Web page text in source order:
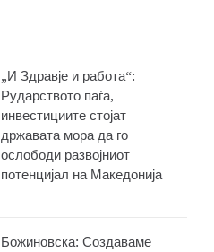
„И Здравје и работа“:
Рударството паѓа,
инвестициите стојат –
државата мора да го
ослободи развојниот
потенцијал на Македонија
Божиновска: Создаваме